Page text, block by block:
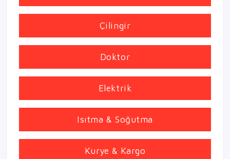
Çilingir
Doktor
Elektrik
Isıtma & Soğutma
Kurye & Kargo